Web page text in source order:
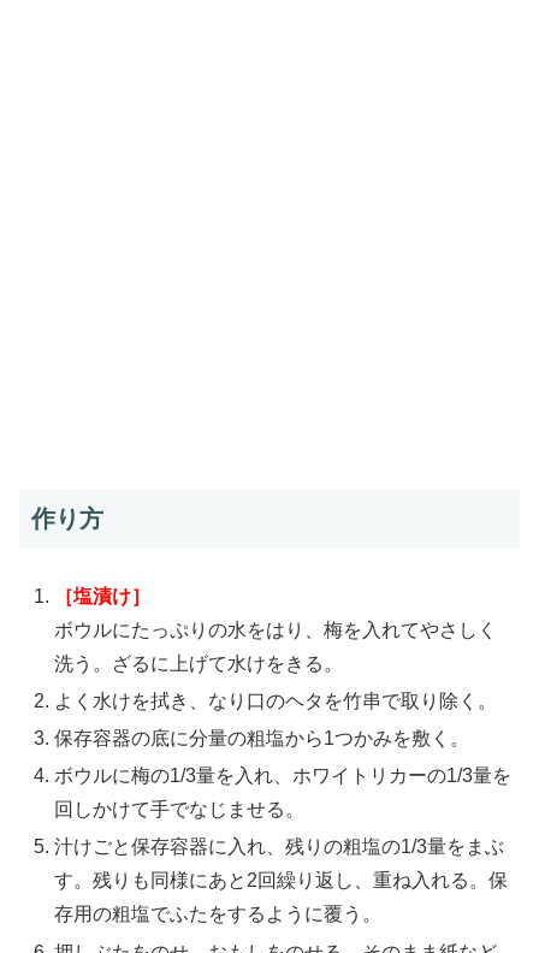
作り方
［塩漬け］
ボウルにたっぷりの水をはり、梅を入れてやさしく
洗う。ざるに上げて水けをきる。
よく水けを拭き、なり口のヘタを竹串で取り除く。
保存容器の底に分量の粗塩から1つかみを敷く。
ボウルに梅の1/3量を入れ、ホワイトリカーの1/3量を
回しかけて手でなじませる。
汁けごと保存容器に入れ、残りの粗塩の1/3量をまぶ
す。残りも同様にあと2回繰り返し、重ね入れる。保
存用の粗塩でふたをするように覆う。